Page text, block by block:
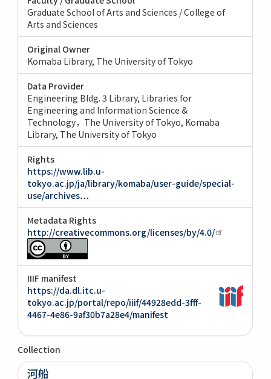
Graduate School of Arts and Sciences / College of
Arts and Sciences
Original Owner
Komaba Library, The University of Tokyo
Data Provider
Engineering Bldg. 3 Library, Libraries for
Engineering and Information Science &
Technology，The University of Tokyo Komaba
Library, The University of Tokyo
Rights
https://www.lib.u-
tokyo.ac.jp/ja/library/komaba/user-guide/special-
use/archives…
Metadata Rights
http://creativecommons.org/licenses/by/4.0/
IIIF manifest
https://da.dl.itc.u-
tokyo.ac.jp/portal/repo/iiif/44928edd-3fff-
4467-4e86-9af30b7a28e4/manifest
Collection
河船